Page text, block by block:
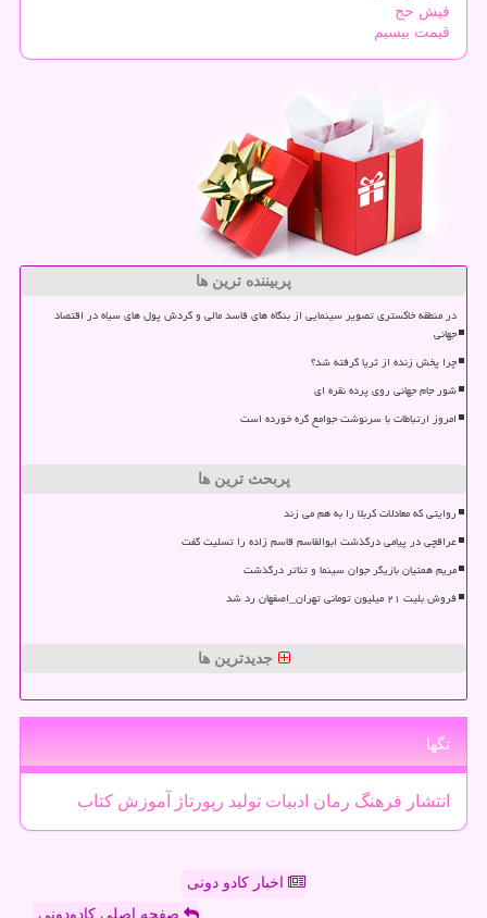
فیش حج
قیمت بیسیم
پربیننده ترین ها
در منطقه خاکستری تصویر سینمایی از بنگاه های فاسد مالی و گردش پول های سیاه در اقتصاد
جهانی
چرا پخش زنده از ثریا گرفته شد؟
شور جام جهانی روی پرده نقره ای
امروز ارتباطات با سرنوشت جوامع گره خورده است
پربحث ترین ها
روایتی که معادلات کربلا را به هم می زند
عراقچی در پیامی درگذشت ابوالقاسم قاسم زاده را تسلیت گفت
مریم همتیان بازیگر جوان سینما و تئاتر درگذشت
فروش بلیت ۲۱ میلیون تومانی تهران_اصفهان رد شد
جدیدترین ها
تگها
انتشار فرهنگ رمان ادبیات تولید رپورتاژ آموزش كتاب
اخبار کادو دونی
صفحه اصلی کادودونی